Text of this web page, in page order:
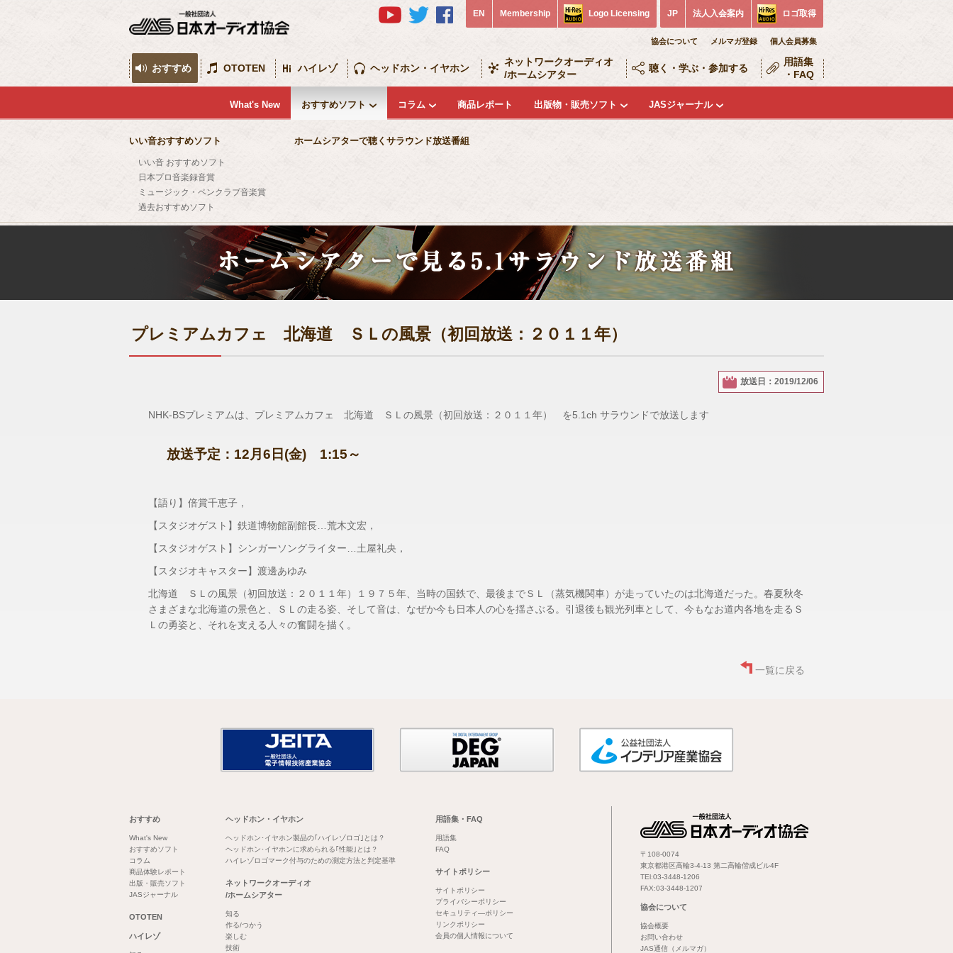
EN Membership Logo Licensing JP 法人入会案内 ロゴ取得
協会について メルマガ登録 個人会員募集
おすすめ
What's New おすすめソフト
いい音おすすめソフト
いい音 おすすめソフト
日本プロ音楽録音賞
ミュージック・ペンクラブ音楽賞
過去おすすめソフト
ホームシアターで聴くサラウンド放送番組
コラム 商品レポート 出版物・販売ソフト JASジャーナル
OTOTEN ハイレゾ ヘッドホン・イヤホン
ネットワークオーディオ
/ホームシアター
聴く・学ぶ・参加する
用語集
・FAQ
プレミアムカフェ 北海道 ＳＬの風景（初回放送：２０１１年）
放送日：2019/12/06
NHK-BSプレミアムは、プレミアムカフェ 北海道 ＳＬの風景（初回放送：２０１１年） を5.1ch サラウンドで放送します
放送予定：12月6日(金) 1:15～
【語り】倍賞千恵子，
【スタジオゲスト】鉄道博物館副館長…荒木文宏，
【スタジオゲスト】シンガーソングライター…土屋礼央，
【スタジオキャスター】渡邊あゆみ
北海道 ＳＬの風景（初回放送：２０１１年）１９７５年、当時の国鉄で、最後までＳＬ（蒸気機関車）が走っていたのは北海道だった。春夏秋冬
さまざまな北海道の景色と、ＳＬの走る姿、そして音は、なぜか今も日本人の心を揺さぶる。引退後も観光列車として、今もなお道内各地を走るＳ
Ｌの勇姿と、それを支える人々の奮闘を描く。
一覧に戻る
おすすめ
What's New
おすすめソフト
コラム
商品体験レポート
出版・販売ソフト
JASジャーナル
OTOTEN
ハイレゾ
ヘッドホン・イヤホン
ヘッドホン･イヤホン製品の｢ハイレゾロゴ｣とは？
ヘッドホン･イヤホンに求められる｢性能｣とは？
ハイレゾロゴマーク付与のための測定方法と判定基準
ネットワークオーディオ
/ホームシアター
知る
作る/つかう
楽しむ
技術
用語集・FAQ
用語集
FAQ
サイトポリシー
サイトポリシー
プライバシーポリシー
セキュリティ―ポリシー
リンクポリシー
会員の個人情報について
〒108-0074
東京都港区高輪3-4-13 第二高輪偕成ビル4F
TEl:03-3448-1206
FAX:03-3448-1207
協会について
協会概要
お問い合わせ
JAS通信（メルマガ）